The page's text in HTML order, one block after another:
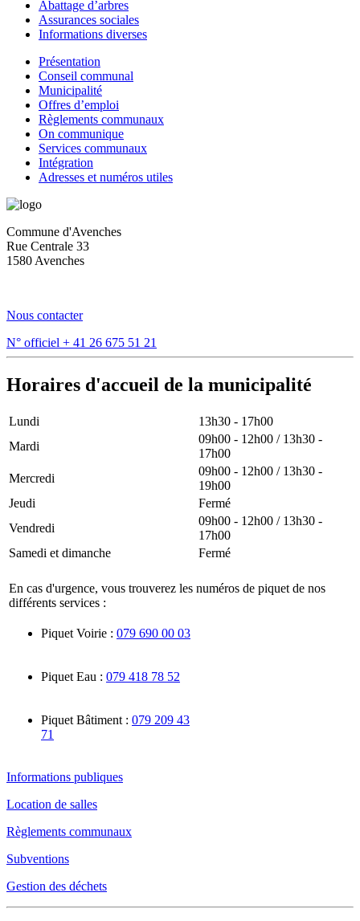
Abattage d’arbres
Assurances sociales
Informations diverses
Présentation
Conseil communal
Municipalité
Offres d’emploi
Règlements communaux
On communique
Services communaux
Intégration
Adresses et numéros utiles
Commune d'Avenches
Rue Centrale 33
1580 Avenches
Nous contacter
N° officiel + 41 26 675 51 21
Horaires d'accueil de la municipalité
Lundi
13h30 - 17h00
Mardi
09h00 - 12h00 / 13h30 -
17h00
Mercredi
09h00 - 12h00 / 13h30 -
19h00
Jeudi
Fermé
Vendredi
09h00 - 12h00 / 13h30 -
17h00
Samedi et dimanche
Fermé
En cas d'urgence, vous trouverez les numéros de piquet de nos
différents services :
Piquet Voirie : 079 690 00 03
Piquet Eau : 079 418 78 52
Piquet Bâtiment : 079 209 43
71
Informations publiques
Location de salles
Règlements communaux
Subventions
Gestion des déchets